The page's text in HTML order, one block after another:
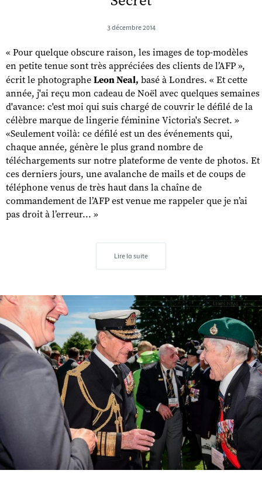
3 décembre 2014
« Pour quelque obscure raison, les images de top-modèles
en petite tenue sont très appréciées des clients de l’AFP »,
écrit le photographe Leon Neal, basé à Londres. « Et cette
année, j'ai reçu mon cadeau de Noël avec quelques semaines
d'avance: c'est moi qui suis chargé de couvrir le défilé de la
célèbre marque de lingerie féminine Victoria's Secret. »
«Seulement voilà: ce défilé est un des événements qui,
chaque année, génère le plus grand nombre de
téléchargements sur notre plateforme de vente de photos. Et
ces derniers jours, une avalanche de mails et de coups de
téléphone venus de très haut dans la chaîne de
commandement de l’AFP est venue me rappeler que je n’ai
pas droit à l’erreur... »
Lire la suite